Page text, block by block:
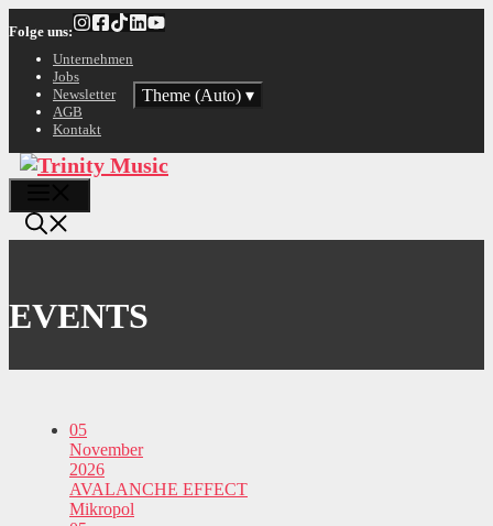
Inhalt
springen
Folge uns:
Unternehmen
Jobs
Newsletter
AGB
Kontakt
Theme (Auto) ▾
EVENTS
05
November
2026
AVALANCHE EFFECT
Mikropol